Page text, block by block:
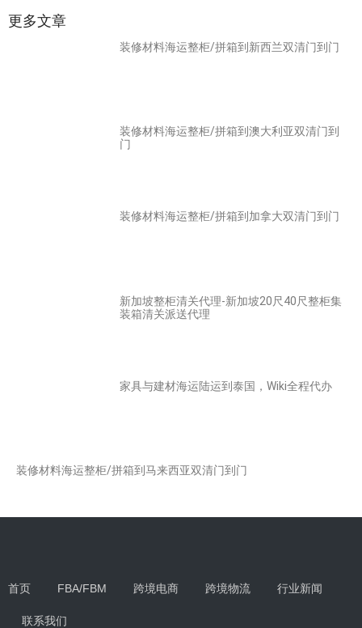
更多文章
装修材料海运整柜/拼箱到新西兰双清门到门
装修材料海运整柜/拼箱到澳大利亚双清门到
门
装修材料海运整柜/拼箱到加拿大双清门到门
新加坡整柜清关代理-新加坡20尺40尺整柜集
装箱清关派送代理
家具与建材海运陆运到泰国，Wiki全程代办
装修材料海运整柜/拼箱到马来西亚双清门到门
首页 FBA/FBM 跨境电商 跨境物流 行业新闻
联系我们